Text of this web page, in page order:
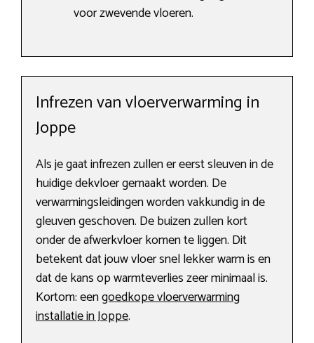
voor zwevende vloeren.
Infrezen van vloerverwarming in
Joppe
Als je gaat infrezen zullen er eerst sleuven in de
huidige dekvloer gemaakt worden. De
verwarmingsleidingen worden vakkundig in de
gleuven geschoven. De buizen zullen kort
onder de afwerkvloer komen te liggen. Dit
betekent dat jouw vloer snel lekker warm is en
dat de kans op warmteverlies zeer minimaal is.
Kortom: eengoedkope vloerverwarming
installatie in Joppe.